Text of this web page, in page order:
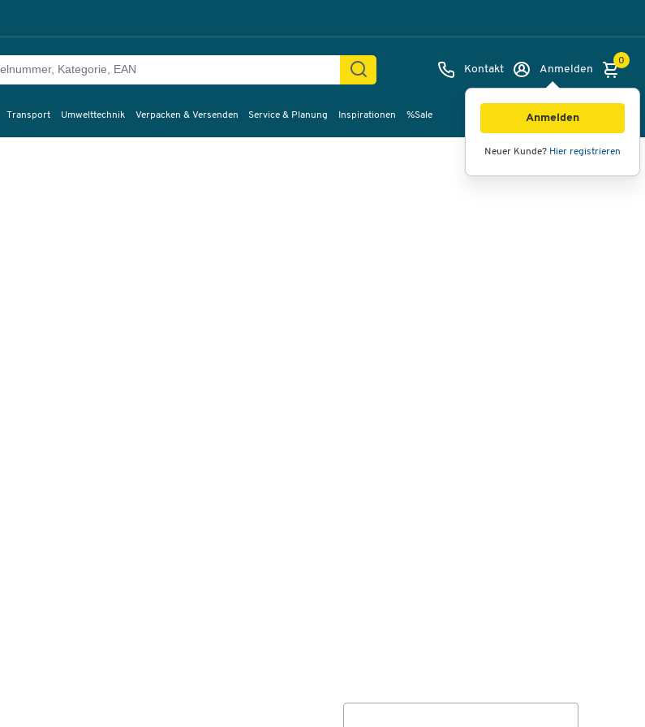
Kontakt Anmelden
Anmelden
Neuer Kunde? Hier registrieren
0
Transport Umwelttechnik Verpacken & Versenden Service & Planung Inspirationen %Sale
Bilder Videos 360°-Ansicht